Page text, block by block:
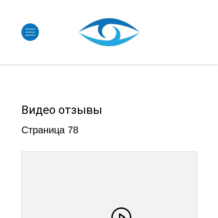
Видео отзывы
Страница 78